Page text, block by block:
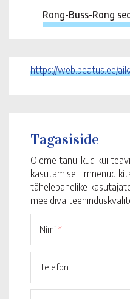
Rong-Buss-Rong
https://web.peatus.ee/
Tagasiside
Oleme tänulikud kui
kasutamisel ilmnenud
tähelepanelike
meeldiva
Nimi *
Telefon